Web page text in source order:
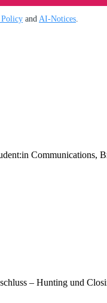
and AI-Notices
Communications,
– Hunting und